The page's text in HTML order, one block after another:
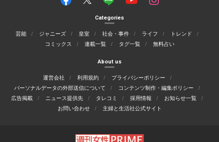
Categories
芸能 ジャニーズ 皇室 社会・事件 ライフ
トレンド
コミックス
連載一覧 タグ一覧 無料占い
About us
運営会社 利用規約
プライバシーポリシー
パーソナルデータの外部送信について
コンテンツ制作・編集ポリシー
広告掲載
ニュース提供先 タレコミ 採用情報
お知らせ一覧
お問い合わせ
主婦と生活社公式サイト